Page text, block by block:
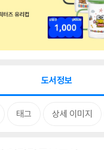
도서정보
태그 상세 이미지